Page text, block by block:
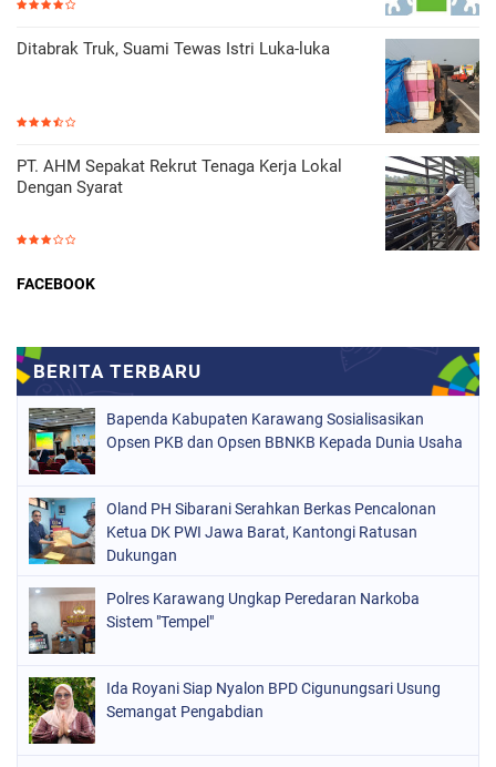
Ditabrak Truk, Suami Tewas Istri Luka-luka
PT. AHM Sepakat Rekrut Tenaga Kerja Lokal
Dengan Syarat
FACEBOOK
Bapenda Kabupaten Karawang Sosialisasikan
Opsen PKB dan Opsen BBNKB Kepada Dunia Usaha
Oland PH Sibarani Serahkan Berkas Pencalonan
Ketua DK PWI Jawa Barat, Kantongi Ratusan
Dukungan
Polres Karawang Ungkap Peredaran Narkoba
Sistem "Tempel"
Ida Royani Siap Nyalon BPD Cigunungsari Usung
Semangat Pengabdian